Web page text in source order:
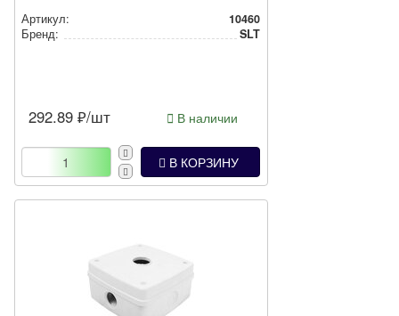
Артикул:
10460
Бренд:
SLT
292.89 ₽/шт В наличии
В КОРЗИНУ